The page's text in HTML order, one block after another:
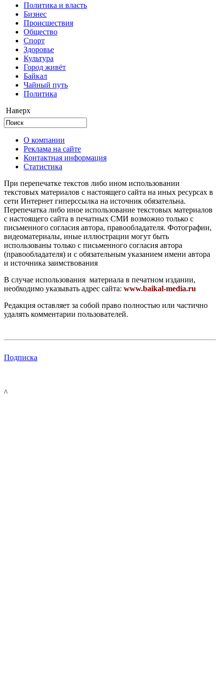
Политика и власть
Бизнес
Происшествия
Общество
Cпорт
Здоровье
Культура
Город живёт
Байкал
Чайный путь
Политика
Наверх
О компании
Реклама на сайте
Контактная информация
Статистика
При перепечатке текстов либо ином использовании
текстовых материалов с настоящего сайта на иных ресурсах в
сети Интернет гиперссылка на источник обязательна.
Перепечатка либо иное использование текстовых материалов
с настоящего сайта в печатных СМИ возможно только с
письменного согласия автора, правообладателя. Фотографии,
видеоматериалы, иные иллюстрации могут быть
использованы только с письменного согласия автора
(правообладателя) и с обязательным указанием имени автора
и источника заимствования
В случае использования материала в печатном издании,
необходимо указывать адрес сайта: www.baikal-media.ru
Редакция оставляет за собой право полностью или частично
удалять комментарии пользователей.
Подписка
^